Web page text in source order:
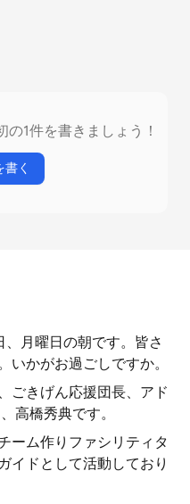
1件を書きましょう！
く
月曜日の朝です。皆さ
いかがお過ごしですか。
ごきげん応援団長、アド
高橋秀典です。
ーム作りファシリティタ
イドとして活動しており